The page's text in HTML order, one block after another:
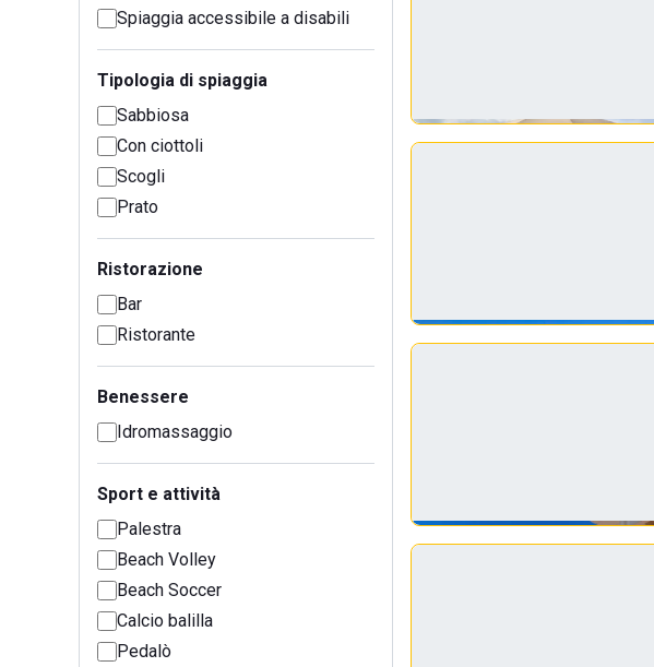
Spiaggia accessibile a disabili
Tipologia di spiaggia
Sabbiosa
Con ciottoli
Scogli
Prato
Ristorazione
Bar
Ristorante
Benessere
Idromassaggio
Sport e attività
Palestra
Beach Volley
Beach Soccer
Calcio balilla
Pedalò